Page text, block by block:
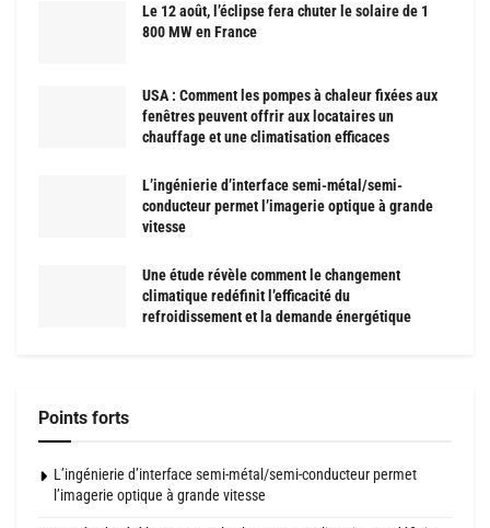
Le 12 août, l’éclipse fera chuter le solaire de 1
800 MW en France
USA : Comment les pompes à chaleur fixées aux
fenêtres peuvent offrir aux locataires un
chauffage et une climatisation efficaces
L’ingénierie d’interface semi-métal/semi-
conducteur permet l’imagerie optique à grande
vitesse
Une étude révèle comment le changement
climatique redéfinit l’efficacité du
refroidissement et la demande énergétique
Points forts
L’ingénierie d’interface semi-métal/semi-conducteur permet
l’imagerie optique à grande vitesse